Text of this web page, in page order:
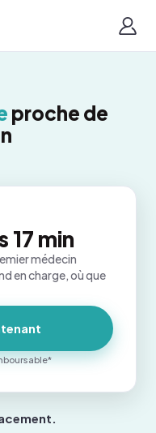
proche de
17 min
médecin
en charge, où que